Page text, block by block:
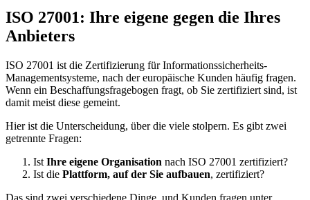
ISO 27001: Ihre eigene gegen die Ihres
Anbieters
ISO 27001 ist die Zertifizierung für Informationssicherheits-
Managementsysteme, nach der europäische Kunden häufig fragen.
Wenn ein Beschaffungsfragebogen fragt, ob Sie zertifiziert sind, ist
damit meist diese gemeint.
Hier ist die Unterscheidung, über die viele stolpern. Es gibt zwei
getrennte Fragen:
Ist Ihre eigene Organisation nach ISO 27001 zertifiziert?
Ist die Plattform, auf der Sie aufbauen, zertifiziert?